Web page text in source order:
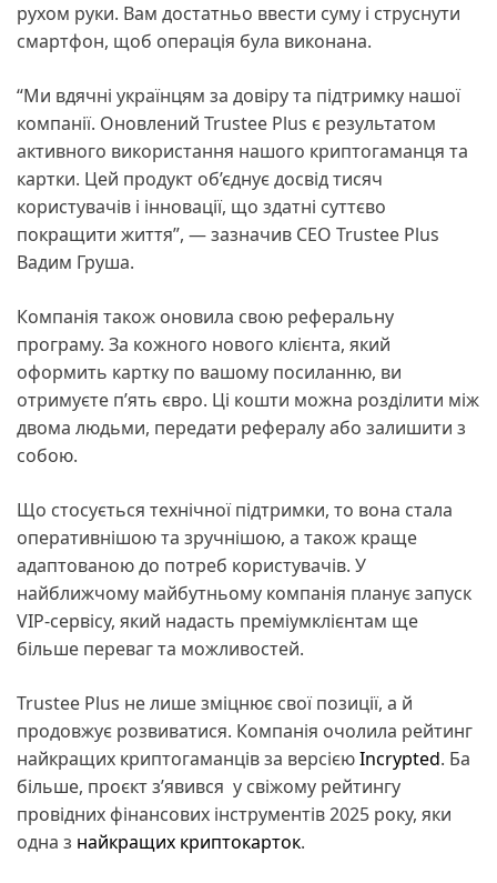
рухом руки. Вам достатньо ввести суму і струснути
смартфон, щоб операція була виконана.
“Ми вдячні українцям за довіру та підтримку нашої
компанії. Оновлений Trustee Plus є результатом
активного використання нашого криптогаманця та
картки. Цей продукт об’єднує досвід тисяч
користувачів і інновації, що здатні суттєво
покращити життя”, — зазначив CEO Trustee Plus
Вадим Груша.
Компанія також оновила свою реферальну
програму. За кожного нового клієнта, який
оформить картку по вашому посиланню, ви
отримуєте п’ять євро. Ці кошти можна розділити між
двома людьми, передати рефералу або залишити з
собою.
Що стосується технічної підтримки, то вона стала
оперативнішою та зручнішою, а також краще
адаптованою до потреб користувачів. У
найближчому майбутньому компанія планує запуск
VIP-сервісу, який надасть преміумклієнтам ще
більше переваг та можливостей.
Trustee Plus не лише зміцнює свої позиції, а й
продовжує розвиватися. Компанія очолила рейтинг
найкращих криптогаманців за версієюIncrypted. Ба
більше, проєкт з’явився у свіжому рейтингу
провідних фінансових інструментів 2025 року, яки
одна з найкращих криптокарток.